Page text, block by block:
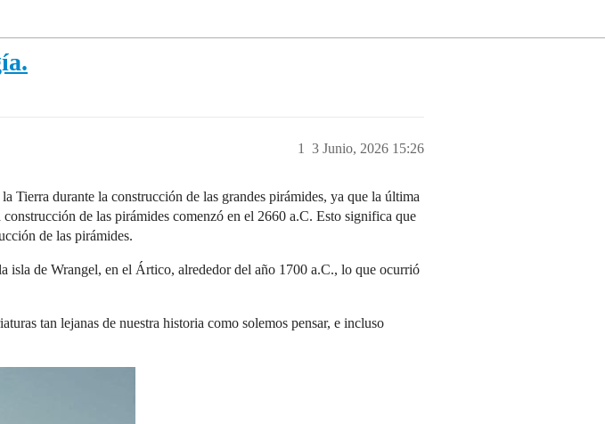
3 Junio, 2026 15:26
1
Tierra durante la construcción de las grandes pirámides, ya que la última
de las pirámides comenzó en el 2660 a.C. Esto significa que
de las pirámides.
isla de Wrangel, en el Ártico, alrededor del año 1700 a.C., lo que ocurrió
tan lejanas de nuestra historia como solemos pensar, e incluso